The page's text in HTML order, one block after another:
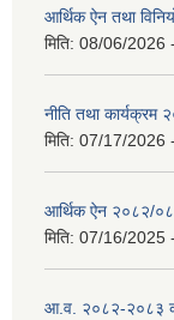
आर्थिक ऐन तथा
मिति: 08/06/2026
नीति तथा कार्यक्रम
मिति: 07/17/2026
आर्थिक ऐन २०८२/
मिति: 07/16/2025
आ.व. २०८२-२०८३